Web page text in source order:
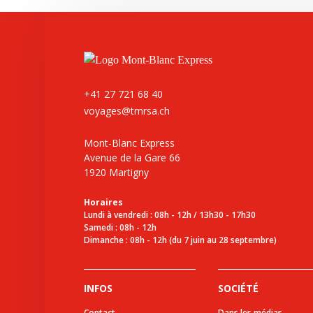
+41 27 721 68 40
voyages@tmrsa.ch
Mont-Blanc Express
Avenue de la Gare 66
1920 Martigny
Horaires
Lundi à vendredi : 08h - 12h / 13h30 - 17h30
Samedi : 08h - 12h
Dimanche : 08h - 12h (du 7 juin au 28 septembre)
INFOS SOCIÉTÉ